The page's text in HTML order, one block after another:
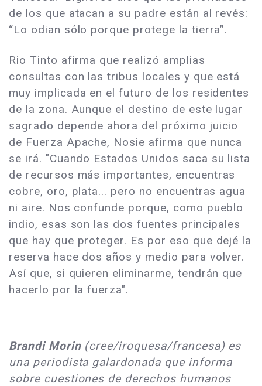
de los que atacan a su padre están al revés:
“Lo odian sólo porque protege la tierra”.
Rio Tinto afirma que realizó amplias
consultas con las tribus locales y que está
muy implicada en el futuro de los residentes
de la zona. Aunque el destino de este lugar
sagrado depende ahora del próximo juicio
de Fuerza Apache, Nosie afirma que nunca
se irá. "Cuando Estados Unidos saca su lista
de recursos más importantes, encuentras
cobre, oro, plata... pero no encuentras agua
ni aire. Nos confunde porque, como pueblo
indio, esas son las dos fuentes principales
que hay que proteger. Es por eso que dejé la
reserva hace dos años y medio para volver.
Así que, si quieren eliminarme, tendrán que
hacerlo por la fuerza".
Brandi Morin(cree/iroquesa/francesa) es
una periodista galardonada que informa
sobre cuestiones de derechos humanos